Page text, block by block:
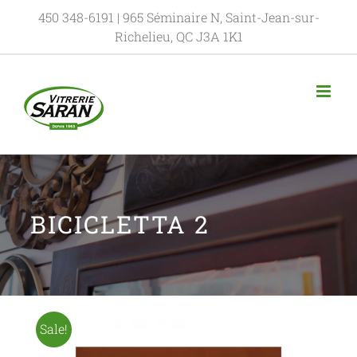
450 348-6191 | 965 Séminaire N, Saint-Jean-sur-
Richelieu, QC J3A 1K1
BICICLETTA 2
Sale!